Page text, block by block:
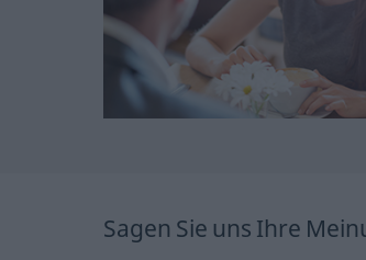
Sagen Sie uns Ihre